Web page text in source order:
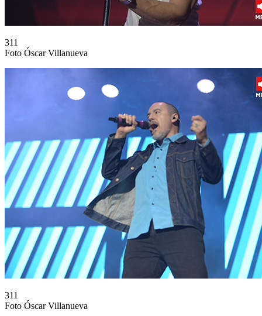
311
Foto Óscar Villanueva
311
Foto Óscar Villanueva